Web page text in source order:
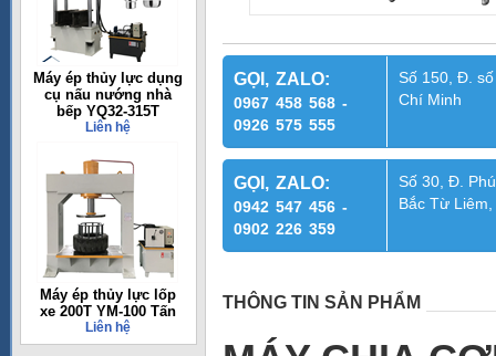
Máy ép thủy lực dụng
cụ nấu nướng nhà
bếp YQ32-315T
Liên hệ
Máy ép thủy lực lốp
xe 200T YM-100 Tấn
Liên hệ
GỌI, ZALO:
0967 458 568 -
0926 575 555
Số 150, Đ.
Chí Minh
GỌI, ZALO:
0942 547 456 -
0902 226 359
Số 30, Đ.
Bắc Từ
THÔNG TIN SẢN PHẨM